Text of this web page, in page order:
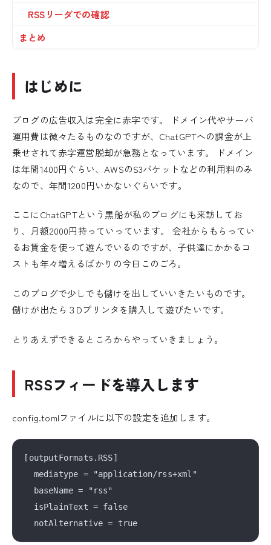
RSSリーダでの確認
まとめ
はじめに
ブログの広告収入は完全に赤字です。 ドメイン代やサーバ
運用費は微々たるものなのですが、ChatGPTへの課金が上
乗せされて赤字運営脱却が急務となっています。 ドメイン
は年間1400円ぐらい、AWSのS3バケットなどの利用料のみ
なので、年間1200円いかないぐらいです。
ここにChatGPTという黒船が私のブログにも来訪してお
り、月額2000円持っていっています。 会社からもらってい
るお賃金を使って遊んでいるのですが、子供達にかかるコ
ストも年々増えるばかりの今日このごろ。
このブログで少しでも儲けを出していいきたいものです。
儲けが出たら３Dプリンタを購入して遊びたいです。
とりあえずできるところからやっていきましょう。
RSSフィードを導入します
config.tomlファイルに以下の設定を追加します。
[outputFormats.RSS]
  mediatype = "application/rss+xml"
  baseName = "rss"
  isPlainText = false